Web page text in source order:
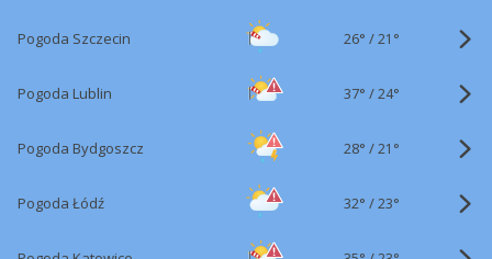
Pogoda Szczecin 26° /21°
Pogoda Lublin 37° /24°
Pogoda Bydgoszcz 28° /21°
Pogoda Łódź 32° /23°